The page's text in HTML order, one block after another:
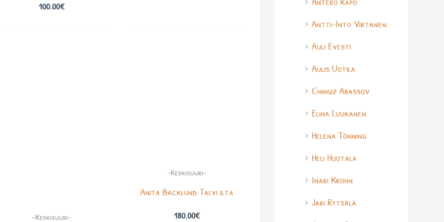
100.00€
-Keskisuuri-
-Keskisuuri-
Anita Backlund Talvi ilta
180.00€
Antti-Into Virtanen
Auli Evesti
Aulis Uotila
Chingiz Abassov
Elina Luukanen
Helena Tönning
Heli Huotala
Inari Krohn
Jari Rytsälä